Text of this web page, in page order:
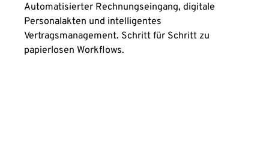
Automatisierter Rechnungseingang, digitale
Personalakten und intelligentes
Vertragsmanagement. Schritt für Schritt zu
papierlosen Workflows.